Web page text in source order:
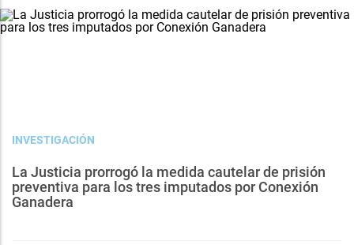
INVESTIGACIÓN
La Justicia prorrogó la medida cautelar de prisión
preventiva para los tres imputados por Conexión
Ganadera